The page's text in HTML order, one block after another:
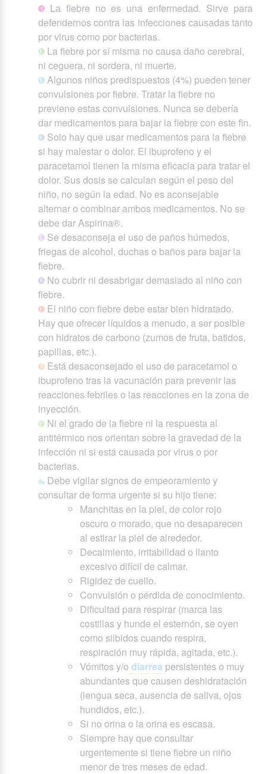
La fiebre no es una enfermedad. Sirve para
defendernos contra las infecciones causadas tanto
por virus como por bacterias.
La fiebre por sí misma no causa daño cerebral,
ni ceguera, ni sordera, ni muerte.
Algunos niños predispuestos (4%) pueden tener
convulsiones por fiebre. Tratar la fiebre no
previene estas convulsiones. Nunca se debería
dar medicamentos para bajar la fiebre con este fin.
Solo hay que usar medicamentos para la fiebre
si hay malestar o dolor. El ibuprofeno y el
paracetamol tienen la misma eficacia para tratar el
dolor. Sus dosis se calculan según el peso del
niño, no según la edad. No es aconsejable
alternar o combinar ambos medicamentos. No se
debe dar Aspirina®.
Se desaconseja el uso de paños húmedos,
friegas de alcohol, duchas o baños para bajar la
fiebre.
No cubrir ni desabrigar demasiado al niño con
fiebre.
El niño con fiebre debe estar bien hidratado.
Hay que ofrecer líquidos a menudo, a ser posible
con hidratos de carbono (zumos de fruta, batidos,
papillas, etc.).
Está desaconsejado el uso de paracetamol o
ibuprofeno tras la vacunación para prevenir las
reacciones febriles o las reacciones en la zona de
inyección.
Ni el grado de la fiebre ni la respuesta al
antitérmico nos orientan sobre la gravedad de la
infección ni si está causada por virus o por
bacterias.
Debe vigilar signos de empeoramiento y
consultar de forma urgente si su hijo tiene:
Manchitas en la piel, de color rojo
oscuro o morado, que no desaparecen
al estirar la piel de alrededor.
Decaimiento, irritabilidad o llanto
excesivo difícil de calmar.
Rigidez de cuello.
Convulsión o pérdida de conocimiento.
Dificultad para respirar (marca las
costillas y hunde el esternón, se oyen
como silbidos cuando respira,
respiración muy rápida, agitada, etc.).
Vómitos y/o diarrea persistentes o muy
abundantes que causen deshidratación
(lengua seca, ausencia de saliva, ojos
hundidos, etc.).
Si no orina o la orina es escasa.
Siempre hay que consultar
urgentemente si tiene fiebre un niño
menor de tres meses de edad.